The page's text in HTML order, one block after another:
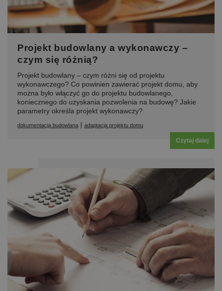
Projekt budowlany a wykonawczy –
czym się różnią?
Projekt budowlany – czym różni się od projektu
wykonawczego? Co powinien zawierać projekt domu, aby
można było włączyć go do projektu budowlanego,
koniecznego do uzyskania pozwolenia na budowę? Jakie
parametry określa projekt wykonawczy?
dokumentacja budowlana | adaptacja projektu domu
Czytaj dalej